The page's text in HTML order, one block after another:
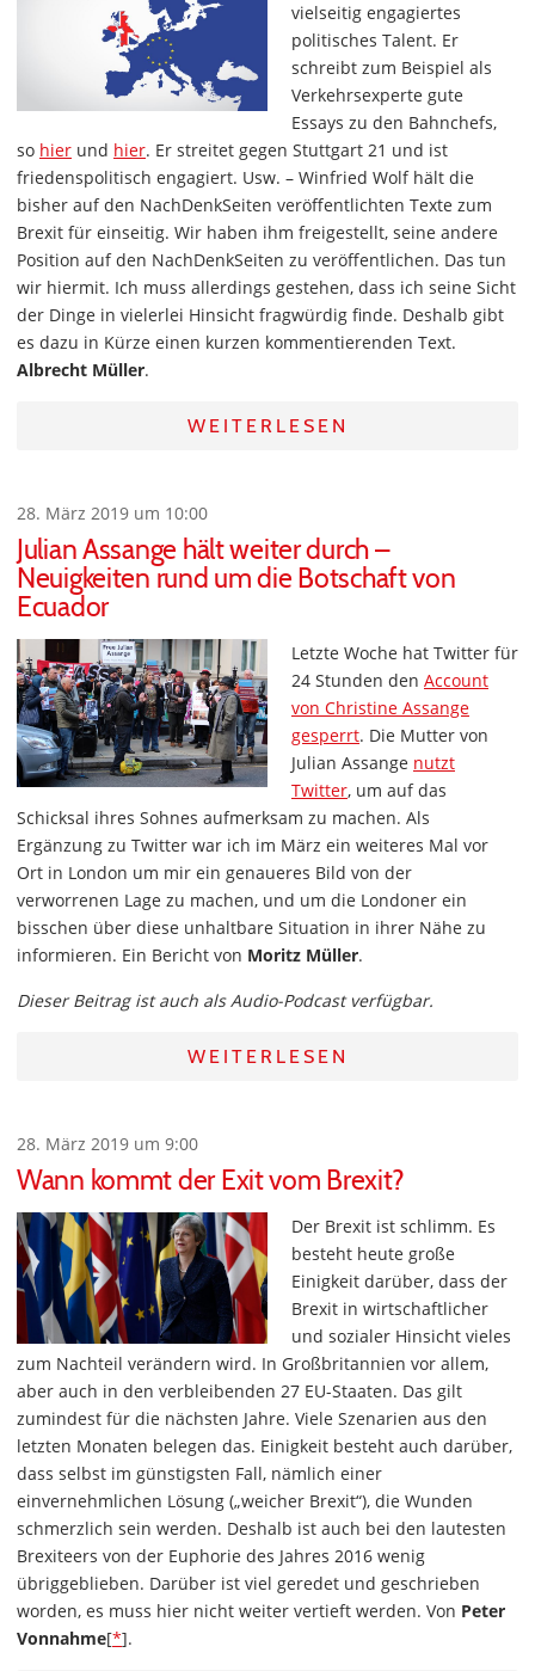
vielseitig engagiertes
politisches Talent. Er
schreibt zum Beispiel als
Verkehrsexperte gute
Essays zu den Bahnchefs,
so hier und hier. Er streitet gegen Stuttgart 21 und ist
friedenspolitisch engagiert. Usw. – Winfried Wolf hält die
bisher auf den NachDenkSeiten veröffentlichten Texte zum
Brexit für einseitig. Wir haben ihm freigestellt, seine andere
Position auf den NachDenkSeiten zu veröffentlichen. Das tun
wir hiermit. Ich muss allerdings gestehen, dass ich seine Sicht
der Dinge in vielerlei Hinsicht fragwürdig finde. Deshalb gibt
es dazu in Kürze einen kurzen kommentierenden Text.
Albrecht Müller.
WEITERLESEN
28. März 2019 um 10:00
Julian Assange hält weiter durch –
Neuigkeiten rund um die Botschaft von
Ecuador
Letzte Woche hat Twitter für
24 Stunden den Account
von Christine Assange
gesperrt. Die Mutter von
Julian Assange nutzt
Twitter, um auf das
Schicksal ihres Sohnes aufmerksam zu machen. Als
Ergänzung zu Twitter war ich im März ein weiteres Mal vor
Ort in London um mir ein genaueres Bild von der
verworrenen Lage zu machen, und um die Londoner ein
bisschen über diese unhaltbare Situation in ihrer Nähe zu
informieren. Ein Bericht von Moritz Müller.
Dieser Beitrag ist auch als Audio-Podcast verfügbar.
WEITERLESEN
28. März 2019 um 9:00
Wann kommt der Exit vom Brexit?
Der Brexit ist schlimm. Es
besteht heute große
Einigkeit darüber, dass der
Brexit in wirtschaftlicher
und sozialer Hinsicht vieles
zum Nachteil verändern wird. In Großbritannien vor allem,
aber auch in den verbleibenden 27 EU-Staaten. Das gilt
zumindest für die nächsten Jahre. Viele Szenarien aus den
letzten Monaten belegen das. Einigkeit besteht auch darüber,
dass selbst im günstigsten Fall, nämlich einer
einvernehmlichen Lösung („weicher Brexit“), die Wunden
schmerzlich sein werden. Deshalb ist auch bei den lautesten
Brexiteers von der Euphorie des Jahres 2016 wenig
übriggeblieben. Darüber ist viel geredet und geschrieben
worden, es muss hier nicht weiter vertieft werden. Von Peter
Vonnahme[*].